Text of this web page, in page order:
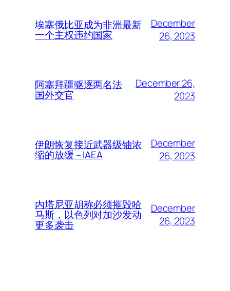
埃塞俄比亚成为非洲最新
一个主权违约国家
December
26, 2023
阿塞拜疆驱逐两名法
国外交官
December 26,
2023
伊朗恢复接近武器级铀浓
缩的放缓 – IAEA
December
26, 2023
内塔尼亚胡称必须摧毁哈
马斯，以色列对加沙发动
更多袭击
December
26, 2023